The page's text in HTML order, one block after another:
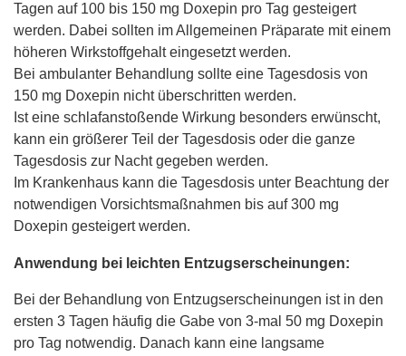
Tagen auf 100 bis 150 mg Doxepin pro Tag gesteigert
werden. Dabei sollten im Allgemeinen Präparate mit einem
höheren Wirkstoffgehalt eingesetzt werden.
Bei ambulanter Behandlung sollte eine Tagesdosis von
150 mg Doxepin nicht überschritten werden.
Ist eine schlafanstoßende Wirkung besonders erwünscht,
kann ein größerer Teil der Tagesdosis oder die ganze
Tagesdosis zur Nacht gegeben werden.
Im Krankenhaus kann die Tagesdosis unter Beachtung der
notwendigen Vorsichtsmaßnahmen bis auf 300 mg
Doxepin gesteigert werden.
Anwendung bei leichten Entzugserscheinungen:
Bei der Behandlung von Entzugserscheinungen ist in den
ersten 3 Tagen häufig die Gabe von 3-mal 50 mg Doxepin
pro Tag notwendig. Danach kann eine langsame